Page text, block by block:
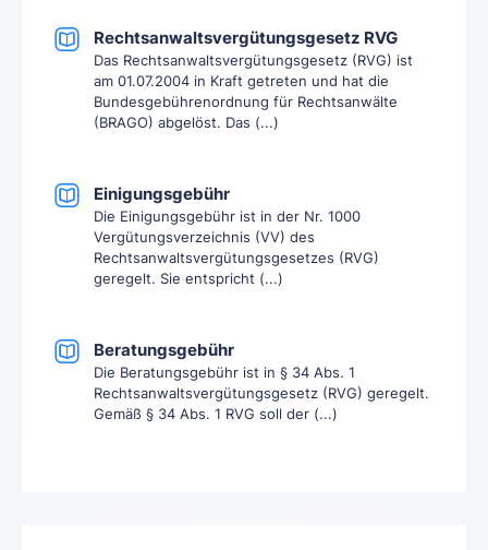
Rechtsanwaltsvergütungsgesetz RVG
Das Rechtsanwaltsvergütungsgesetz (RVG) ist
am 01.07.2004 in Kraft getreten und hat die
Bundesgebührenordnung für Rechtsanwälte
(BRAGO) abgelöst. Das (...)
Einigungsgebühr
Die Einigungsgebühr ist in der Nr. 1000
Vergütungsverzeichnis (VV) des
Rechtsanwaltsvergütungsgesetzes (RVG)
geregelt. Sie entspricht (...)
Beratungsgebühr
Die Beratungsgebühr ist in § 34 Abs. 1
Rechtsanwaltsvergütungsgesetz (RVG) geregelt.
Gemäß § 34 Abs. 1 RVG soll der (...)